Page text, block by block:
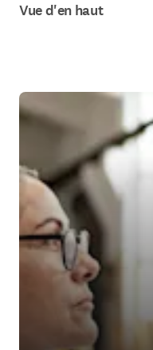
Vue d'en haut